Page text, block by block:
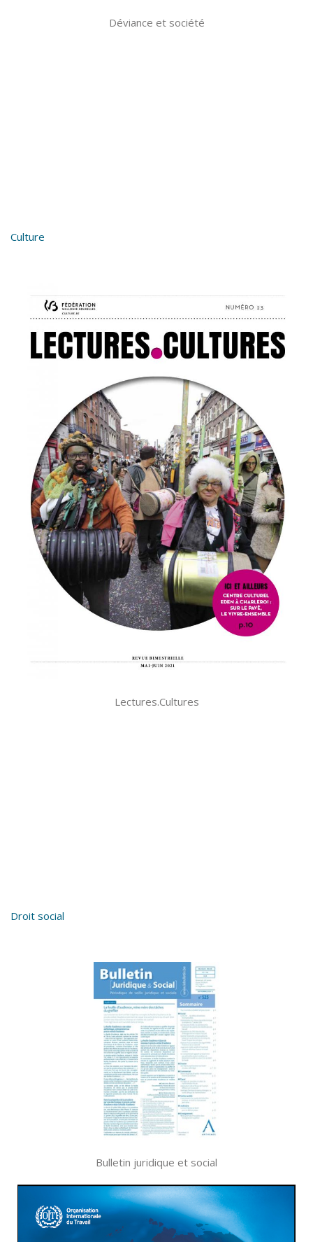
Déviance et société
Culture
Lectures.Cultures
Droit social
Bulletin juridique et social